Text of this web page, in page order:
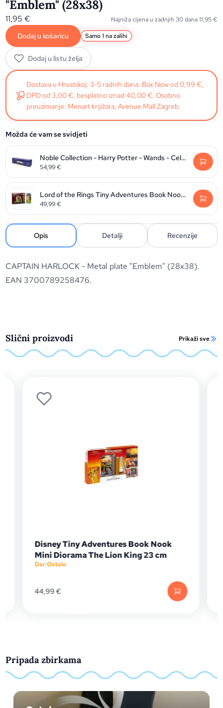
"Emblem" (28x38)
11,95€ Najniža cijena u zadnjih 30 dana11,95€
Dodaj u košaricu Samo 1 na zalihi
Dodaj u listu želja
Dostava u Hrvatskoj: 3-5 radnih dana. Box Now od 0,99 €,
DPD od 3,00 €, besplatno iznad 40,00 €. Osobno
preuzimanje: Menart knjižara, Avenue Mall Zagreb.
Možda će vam se svidjeti
Noble Collection - Harry Potter - Wands - Celebration Wand
54,99€
Lord of the Rings Tiny Adventures Book Nook Mini Diorama Minas Tirith 23 cm
49,99€
Opis Detalji Recenzije
CAPTAIN HARLOCK - Metal plate "Emblem" (28x38).
EAN 3700789258476.
Slični proizvodi Prikaži sve
Disney Tiny Adventures Book Nook
Mini Diorama The Lion King 23 cm
Dar|Ostalo
44,99€
Pripada zbirkama